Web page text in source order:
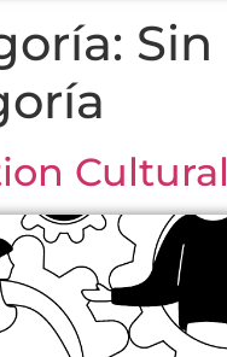
Sin
Cultural